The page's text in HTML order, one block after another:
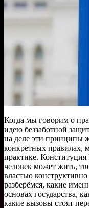
Когда мы говорим о
идею беззаботной
на деле эти принципы
конкретных правилах,
практике.
человек может жить,
властью
разберёмся, какие
основах государства,
какие вызовы стоят